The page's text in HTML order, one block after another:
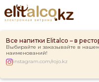
Все напитки Elitalco – в
Выбирайте и заказывайте в
наименований!
instagram.com/rojo.kz
Каталог Виски Templeton Rye